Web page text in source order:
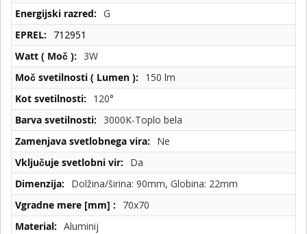
G
712951
3W
150 lm
120°
3000K-Toplo bela
Ne
Da
Dolžina/širina: 90mm, Globina: 22mm
70x70
Aluminij